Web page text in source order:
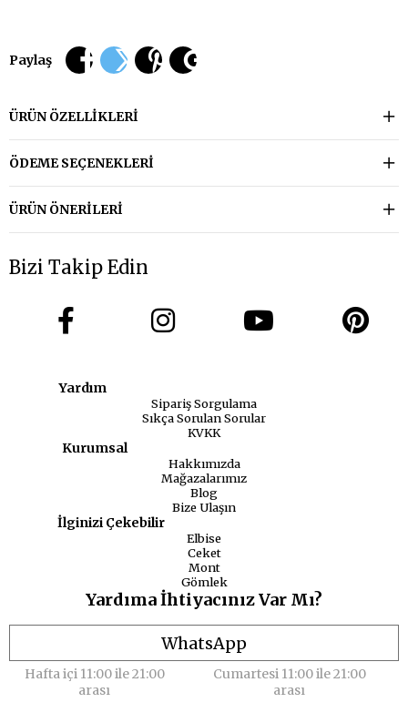
Paylaş
ÜRÜN ÖZELLIKLERI
ÖDEME SEÇENEKLERI
ÜRÜN ÖNERILERI
Bizi Takip Edin
Yardım
Sipariş Sorgulama
Sıkça Sorulan Sorular
KVKK
Kurumsal
Hakkımızda
Mağazalarımız
Blog
Bize Ulaşın
İlginizi Çekebilir
Elbise
Ceket
Mont
Gömlek
Yardıma İhtiyacınız Var Mı?
WhatsApp
Hafta içi 11:00 ile 21:00
arası
Cumartesi 11:00 ile 21:00
arası